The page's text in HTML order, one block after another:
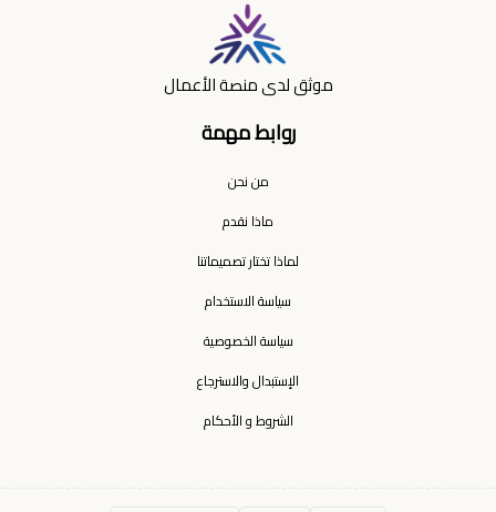
روابط مهمة
من نحن
ماذا نقدم
لماذا تختار تصميماتنا
سياسة الاستخدام
سياسة الخصوصية
الإستبدال والاسترجاع
الشروط و الأحكام
موثق لدى منصة الأعمال